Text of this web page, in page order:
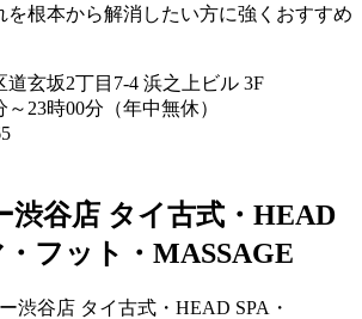
を根本から解消したい方に強くおすすめ
道玄坂2丁目7-4 浜之上ビル 3F
～23時00分（年中無休）
渋谷店 タイ古式・HEAD
フット・MASSAGE